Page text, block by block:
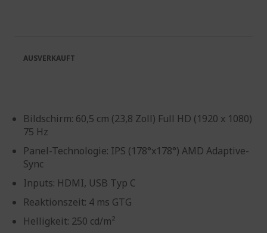
Bildschirm: 60,5 cm (23,8 Zoll) Full HD (1920 x 1080)
75 Hz
Panel-Technologie: IPS (178°x178°) AMD Adaptive-
Sync
Inputs: HDMI, USB Typ C
Reaktionszeit: 4 ms GTG
Helligkeit: 250 cd/m²
AUSVERKAUFT